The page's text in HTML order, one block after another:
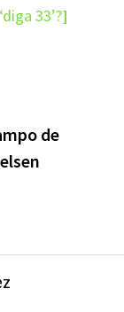
33’?]
de